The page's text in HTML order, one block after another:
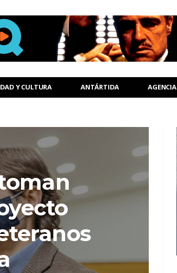
Y CULTURA ANTÁRTIDA AGENCIA